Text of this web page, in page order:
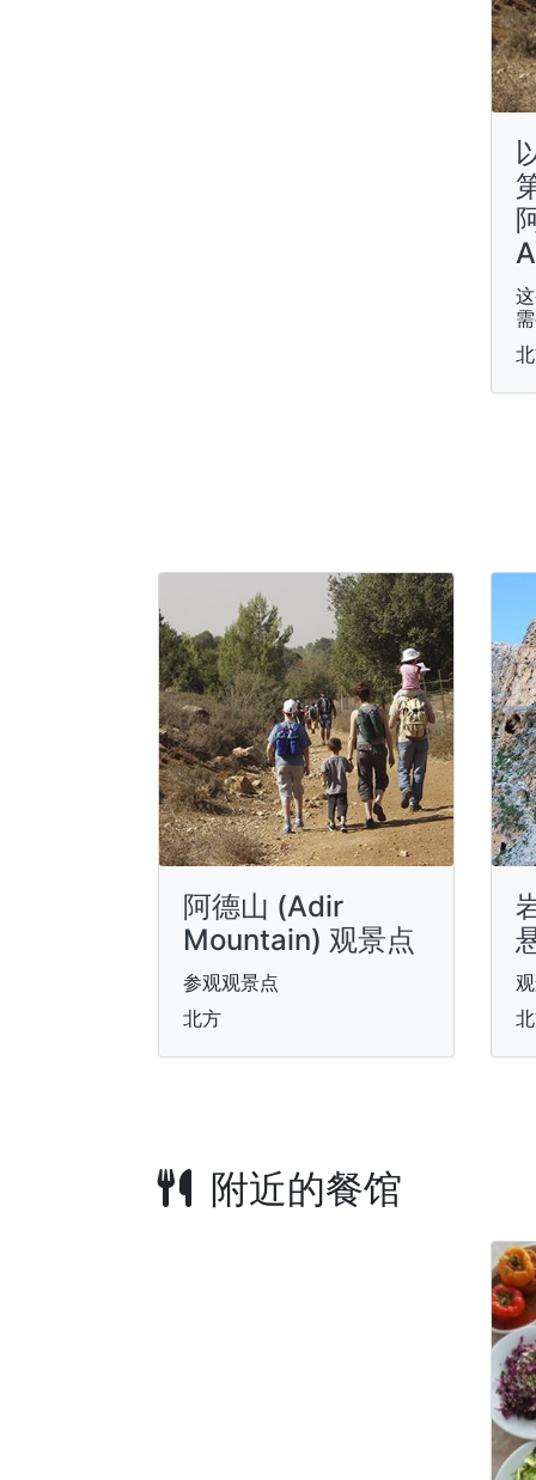
阿德山 (Adir
Mountain) 观景点
参观观景点
北方
附近的餐馆